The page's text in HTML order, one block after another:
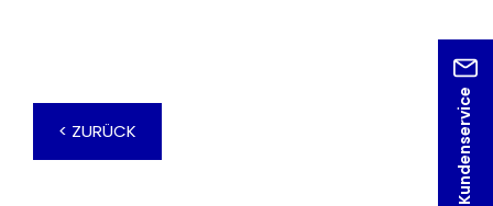
Kundenservice
< ZURÜCK